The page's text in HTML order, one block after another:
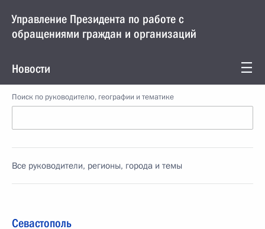
Управление Президента по работе с
обращениями граждан и организаций
Новости
Поиск по руководителю, географии и тематике
Все руководители, регионы, города и темы
Севастополь